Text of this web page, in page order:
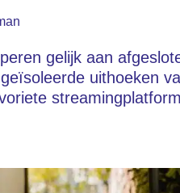
gelijk aan
uithoeken